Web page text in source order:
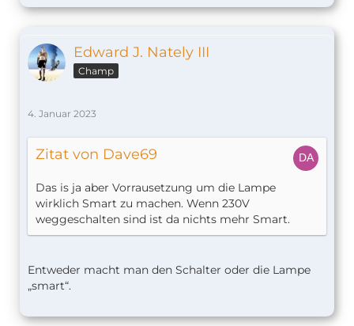
Edward J. Nately III
Champ
4. Januar 2023
Zitat von Dave69
Das is ja aber Vorrausetzung um die Lampe
wirklich Smart zu machen. Wenn 230V
weggeschalten sind ist da nichts mehr Smart.
Entweder macht man den Schalter oder die Lampe
„smart“.